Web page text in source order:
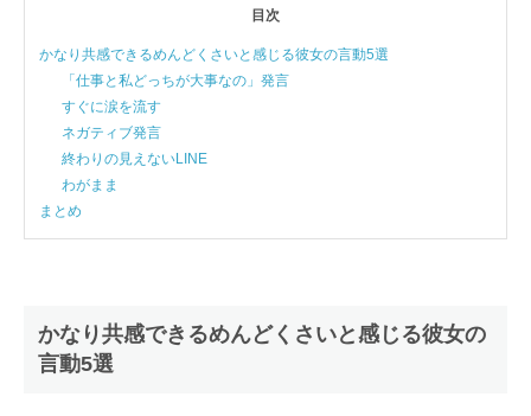
目次
かなり共感できるめんどくさいと感じる彼女の言動5選
「仕事と私どっちが大事なの」発言
すぐに涙を流す
ネガティブ発言
終わりの見えないLINE
わがまま
まとめ
かなり共感できるめんどくさいと感じる彼女の
言動5選